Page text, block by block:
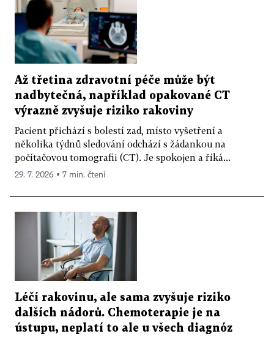
Až třetina zdravotní péče může být
nadbytečná, například opakované CT
výrazně zvyšuje riziko rakoviny
Pacient přichází s bolestí zad, místo vyšetření a
několika týdnů sledování odchází s žádankou na
počítačovou tomografii (CT). Je spokojen a říká...
29. 7. 2026 ▪ 7 min. čtení
Léčí rakovinu, ale sama zvyšuje riziko
dalších nádorů. Chemoterapie je na
ústupu, neplatí to ale u všech diagnóz